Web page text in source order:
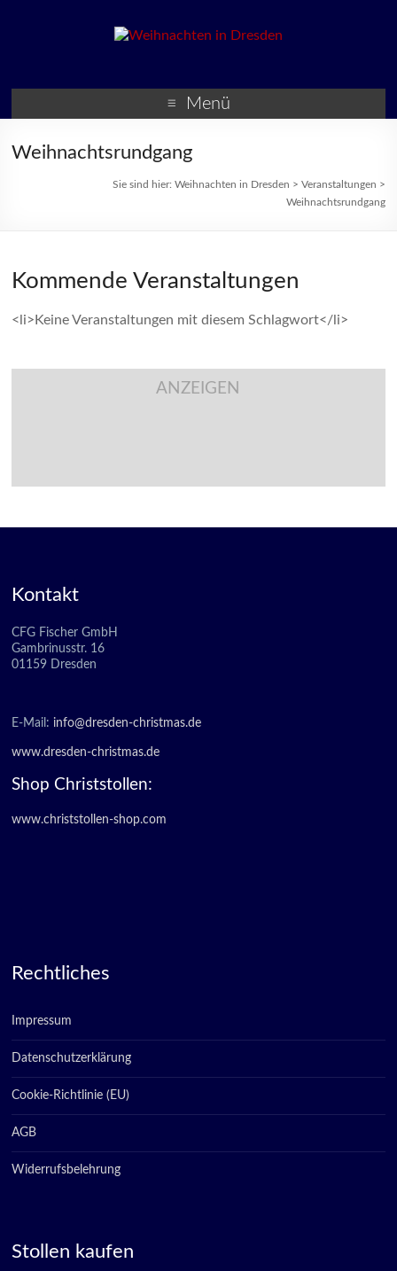
Veranstaltungen zur
Weihnachtszeit
Menü
Weihnachtsrundgang
Sie sind hier: Weihnachten in Dresden > Veranstaltungen >
Weihnachtsrundgang
Kommende Veranstaltungen
<li>Keine Veranstaltungen mit diesem Schlagwort</li>
ANZEIGEN
Kontakt
CFG Fischer GmbH
Gambrinusstr. 16
01159 Dresden
E-Mail: info@dresden-christmas.de
www.dresden-christmas.de
Shop Christstollen:
www.christstollen-shop.com
Rechtliches
Impressum
Datenschutzerklärung
Cookie-Richtlinie (EU)
AGB
Widerrufsbelehrung
Stollen kaufen